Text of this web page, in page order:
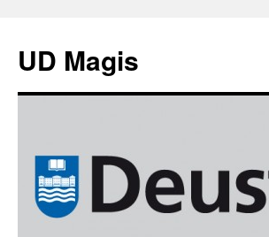
contenido
UD Magis